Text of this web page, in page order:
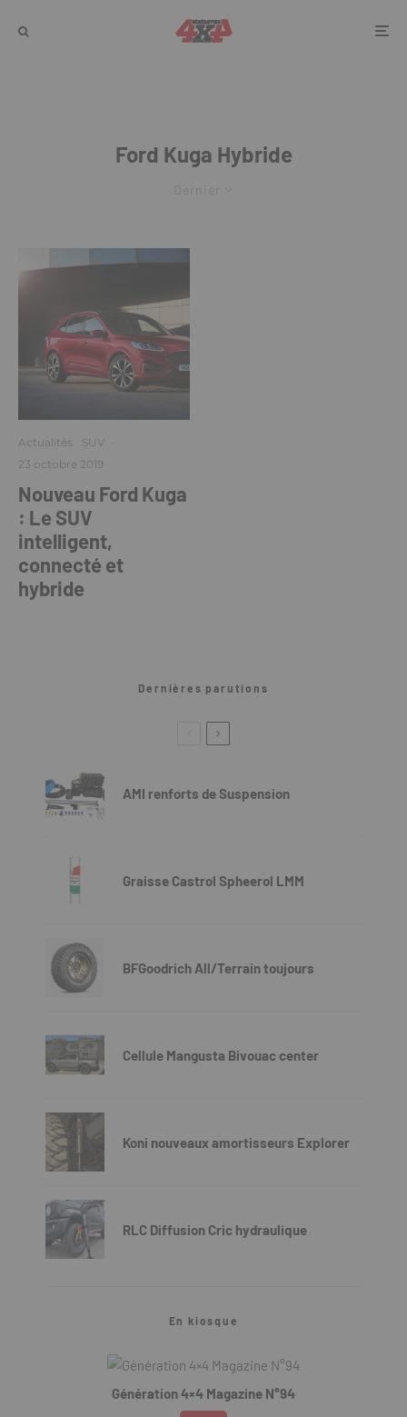
Ford Kuga Hybride
Actualités SUV ·
23 octobre 2019
Nouveau Ford Kuga
: Le SUV
intelligent,
connecté et
hybride
Dernières parutions
AMI renforts de Suspension
Graisse Castrol Spheerol LMM
BFGoodrich All/Terrain toujours
Cellule Mangusta Bivouac center
Koni nouveaux amortisseurs Explorer
RLC Diffusion Cric hydraulique
En kiosque
Génération 4×4 Magazine N°94